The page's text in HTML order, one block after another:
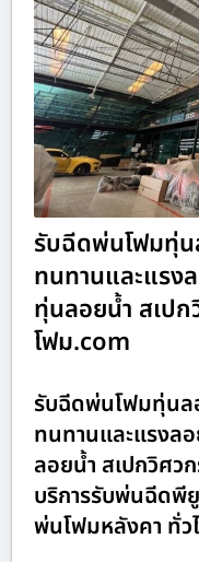
รับฉีดพ่นโฟมทุ่น
ทนทานและแรง
ทุ่นลอยน้ำ สเป
โฟม.com
รับฉีดพ่นโฟมทุ่นล
ทนทานและแรงล
ลอยน้ำ สเปกวิศ
บริการรับพ่นฉีดพี
พ่นโฟมหลังคา ทั่ว